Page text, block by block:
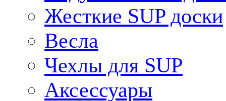
Жесткие SUP доски
Весла
Чехлы для SUP
Аксессуары